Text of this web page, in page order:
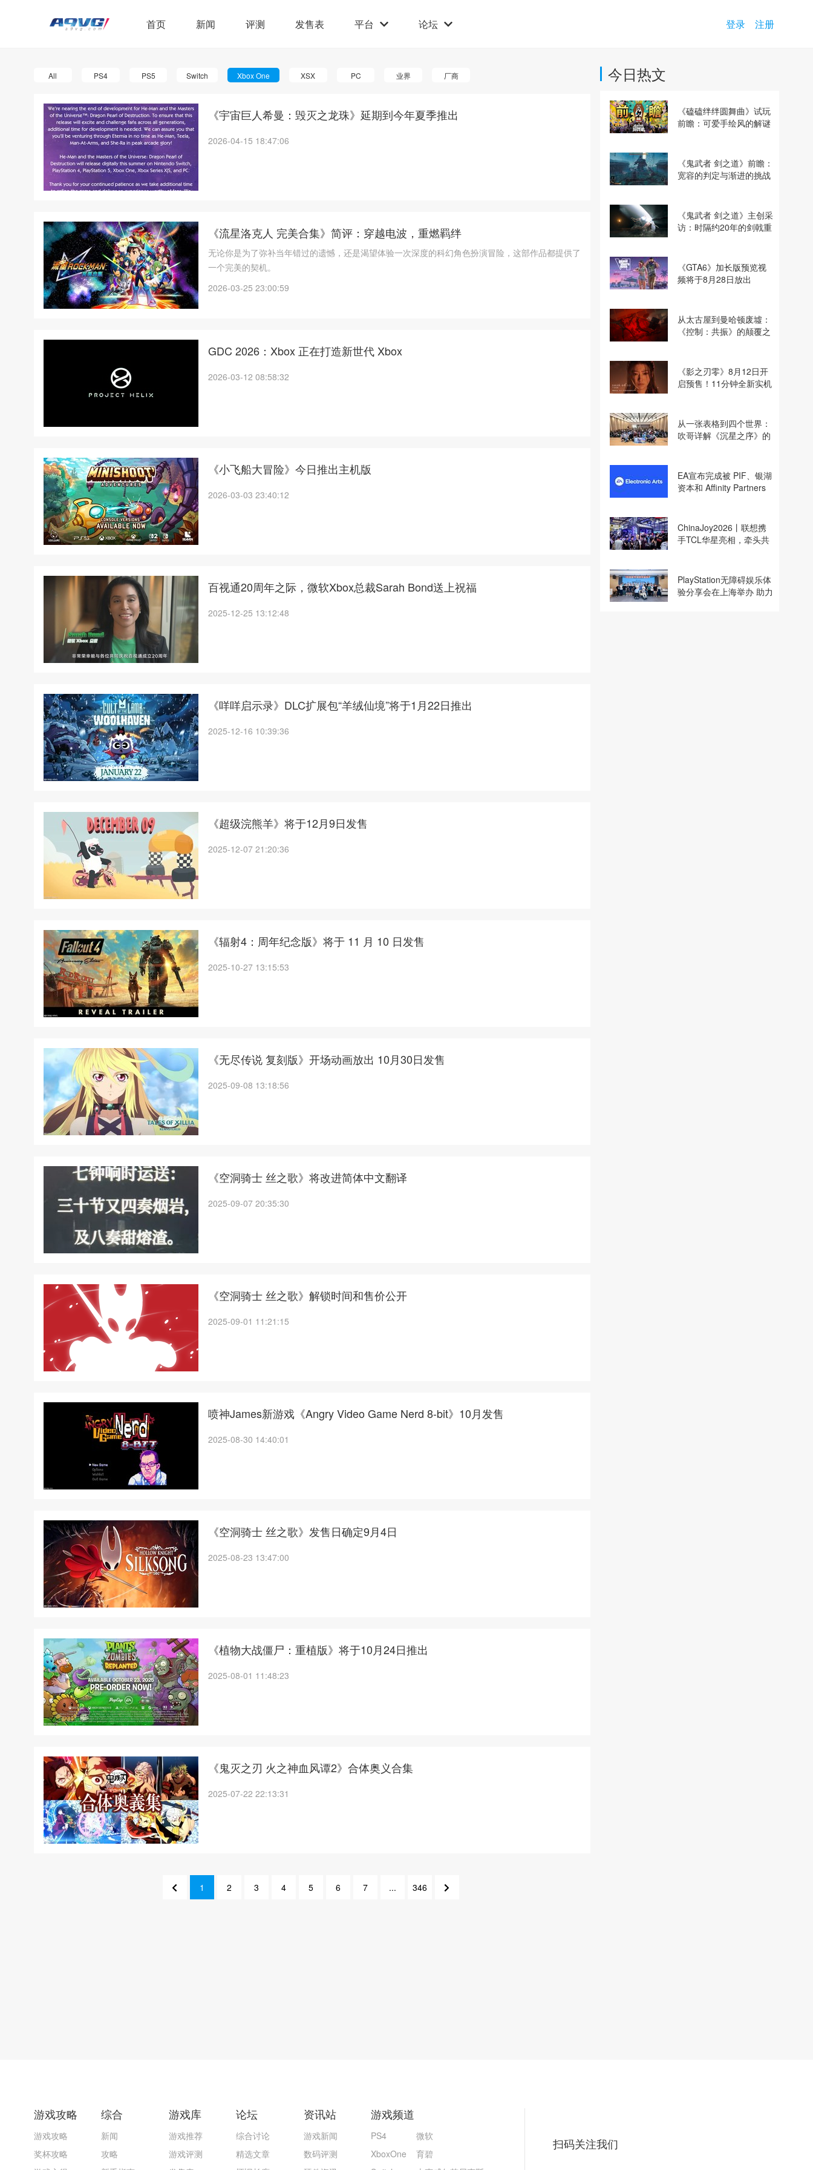
首页 新闻 评测 发售表 平台 论坛 登录 注册
All PS4 PS5 Switch Xbox One XSX PC 业界 厂商
《宇宙巨人希曼：毁灭之龙珠》延期到今年夏季推出
2026-04-15 18:47:06
《流星洛克人 完美合集》简评：穿越电波，重燃羁绊
无论你是为了弥补当年错过的遗憾，还是渴望体验一次深度的科幻角色扮演冒险，这部作品都提供了
一个完美的契机。
2026-03-25 23:00:59
GDC 2026：Xbox 正在打造新世代 Xbox
2026-03-12 08:58:32
《小飞船大冒险》今日推出主机版
2026-03-03 23:40:12
百视通20周年之际，微软Xbox总裁Sarah Bond送上祝福
2025-12-25 13:12:48
《咩咩启示录》DLC扩展包“羊绒仙境”将于1月22日推出
2025-12-16 10:39:36
《超级浣熊羊》将于12月9日发售
2025-12-07 21:20:36
《辐射4：周年纪念版》将于 11 月 10 日发售
2025-10-27 13:15:53
《无尽传说 复刻版》开场动画放出 10月30日发售
2025-09-08 13:18:56
《空洞骑士 丝之歌》将改进简体中文翻译
2025-09-07 20:35:30
《空洞骑士 丝之歌》解锁时间和售价公开
2025-09-01 11:21:15
喷神James新游戏《Angry Video Game Nerd 8-bit》10月发售
2025-08-30 14:40:01
《空洞骑士 丝之歌》发售日确定9月4日
2025-08-23 13:47:00
《植物大战僵尸：重植版》将于10月24日推出
2025-08-01 11:48:23
《鬼灭之刃 火之神血风谭2》合体奥义合集
2025-07-22 22:13:31
1 1 2 3 4 5 6 7 ...
8 346 2
今日热文
《磕磕绊绊圆舞曲》试玩
前瞻：可爱手绘风的解谜
《鬼武者 剑之道》前瞻：
宽容的判定与渐进的挑战
《鬼武者 剑之道》主创采
访：时隔约20年的剑戟重
《GTA6》加长版预览视
频将于8月28日放出
从太古屋到曼哈顿废墟：
《控制：共振》的颠覆之
《影之刃零》8月12日开
启预售！11分钟全新实机
从一张表格到四个世界：
吹哥详解《沉星之序》的
EA宣布完成被 PIF、银湖
资本和 Affinity Partners
ChinaJoy2026丨联想携
手TCL华星亮相，牵头共
PlayStation无障碍娱乐体
验分享会在上海举办 助力
游戏攻略
游戏攻略
奖杯攻略
综合
新闻
攻略
游戏库
游戏推荐
游戏评测
论坛
综合讨论
精选文章
资讯站
游戏新闻
数码评测
游戏频道
PS4
XboxOne
微软
育碧
扫码关注我们